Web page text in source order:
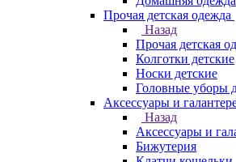
Прочая детская одежда
Назад
Прочая детская
Колготки детские
Носки детские
Головные уборы
Аксессуары и
Назад
Аксессуары и
Бижутерия